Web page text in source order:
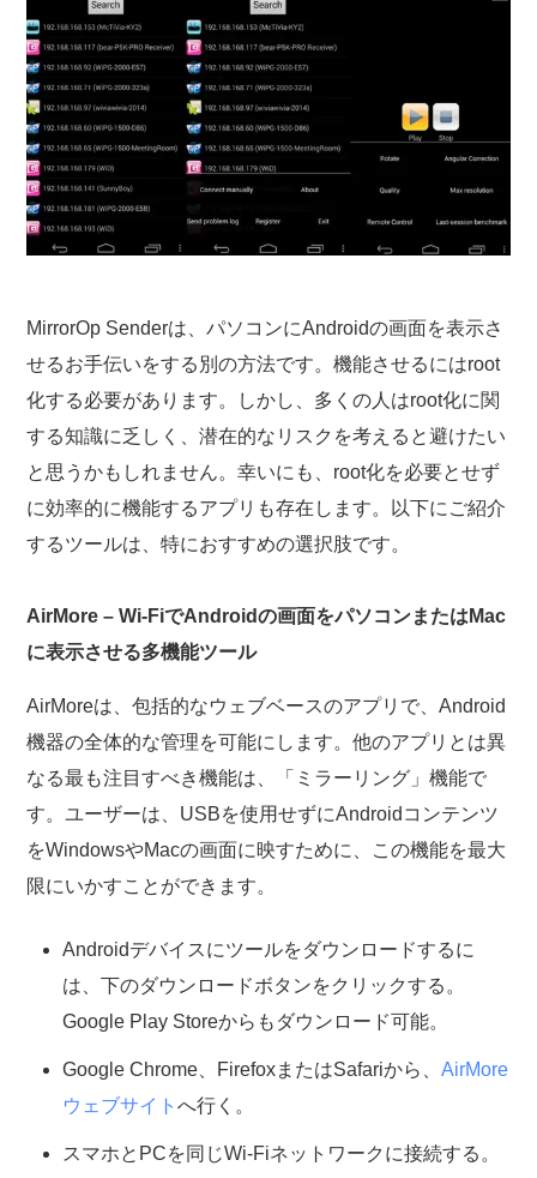
MirrorOp Senderは、パソコンにAndroidの画面を表示さ
せるお手伝いをする別の方法です。機能させるにはroot
化する必要があります。しかし、多くの人はroot化に関
する知識に乏しく、潜在的なリスクを考えると避けたい
と思うかもしれません。幸いにも、root化を必要とせず
に効率的に機能するアプリも存在します。以下にご紹介
するツールは、特におすすめの選択肢です。
AirMore – Wi-FiでAndroidの画面をパソコンまたはMac
に表示させる多機能ツール
AirMoreは、包括的なウェブベースのアプリで、Android
機器の全体的な管理を可能にします。他のアプリとは異
なる最も注目すべき機能は、「ミラーリング」機能で
す。ユーザーは、USBを使用せずにAndroidコンテンツ
をWindowsやMacの画面に映すために、この機能を最大
限にいかすことができます。
Androidデバイスにツールをダウンロードするに
は、下のダウンロードボタンをクリックする。
Google Play Storeからもダウンロード可能。
Google Chrome、FirefoxまたはSafariから、AirMore
ウェブサイトへ行く。
スマホとPCを同じWi-Fiネットワークに接続する。